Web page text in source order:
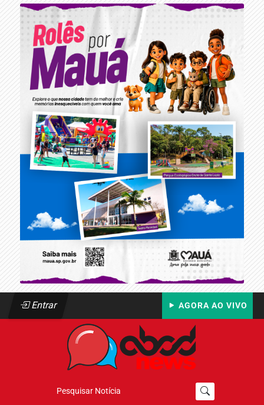
Entrar AGORA AO VIVO
Pesquisar Notícia